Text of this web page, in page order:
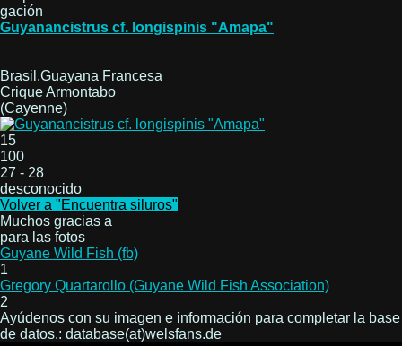
gación
Guyanancistrus cf. longispinis "Amapa"
Brasil,Guayana Francesa
Crique Armontabo
(Cayenne)
15
100
27 - 28
desconocido
Volver a "Encuentra siluros"
Muchos gracias a
para las fotos
Guyane Wild Fish (fb)
1
Gregory Quartarollo (Guyane Wild Fish Association)
2
Ayúdenos con su imagen e información para completar la base
de datos.: database(at)welsfans.de